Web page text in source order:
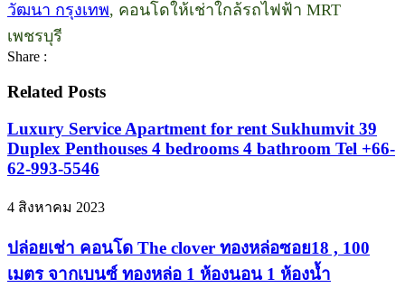
วัฒนา กรุงเทพ, คอนโดให้เช่าใกล้รถไฟฟ้า MRT
เพชรบุรี
Share :
Related Posts
Luxury Service Apartment for rent Sukhumvit 39
Duplex Penthouses 4 bedrooms 4 bathroom Tel +66-
62-993-5546
4 สิงหาคม 2023
ปล่อยเช่า คอนโด The clover ทองหล่อซอย18 , 100
เมตร จากเบนซ์ ทองหล่อ 1 ห้องนอน 1 ห้องน้ำ